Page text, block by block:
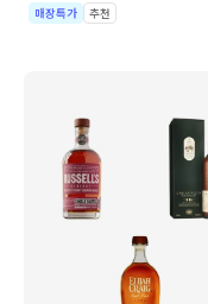
매장특가 추천